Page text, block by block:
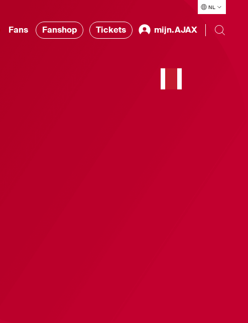
NL
Fans Fanshop Tickets mijn.AJAX